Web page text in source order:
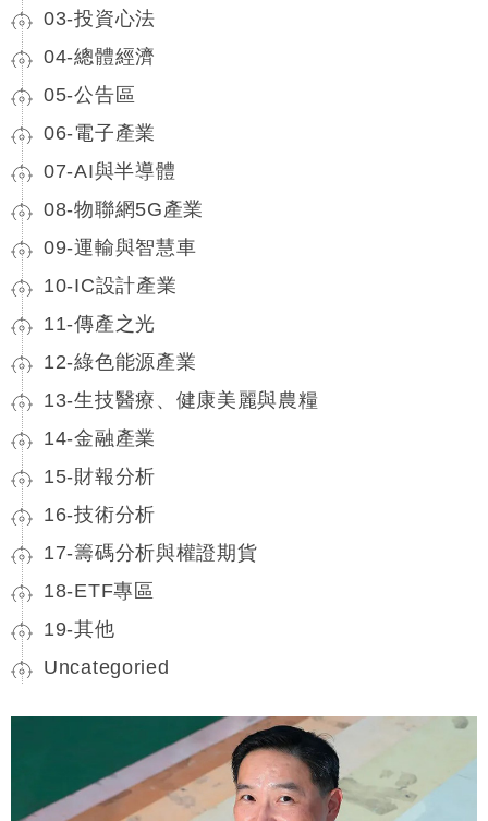
03-投資心法
04-總體經濟
05-公告區
06-電子產業
07-AI與半導體
08-物聯網5G產業
09-運輸與智慧車
10-IC設計產業
11-傳產之光
12-綠色能源產業
13-生技醫療、健康美麗與農糧
14-金融產業
15-財報分析
16-技術分析
17-籌碼分析與權證期貨
18-ETF專區
19-其他
Uncategoried